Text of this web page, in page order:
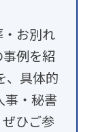
お別れ
例を紹
、具体的
事・秘書
ひご参